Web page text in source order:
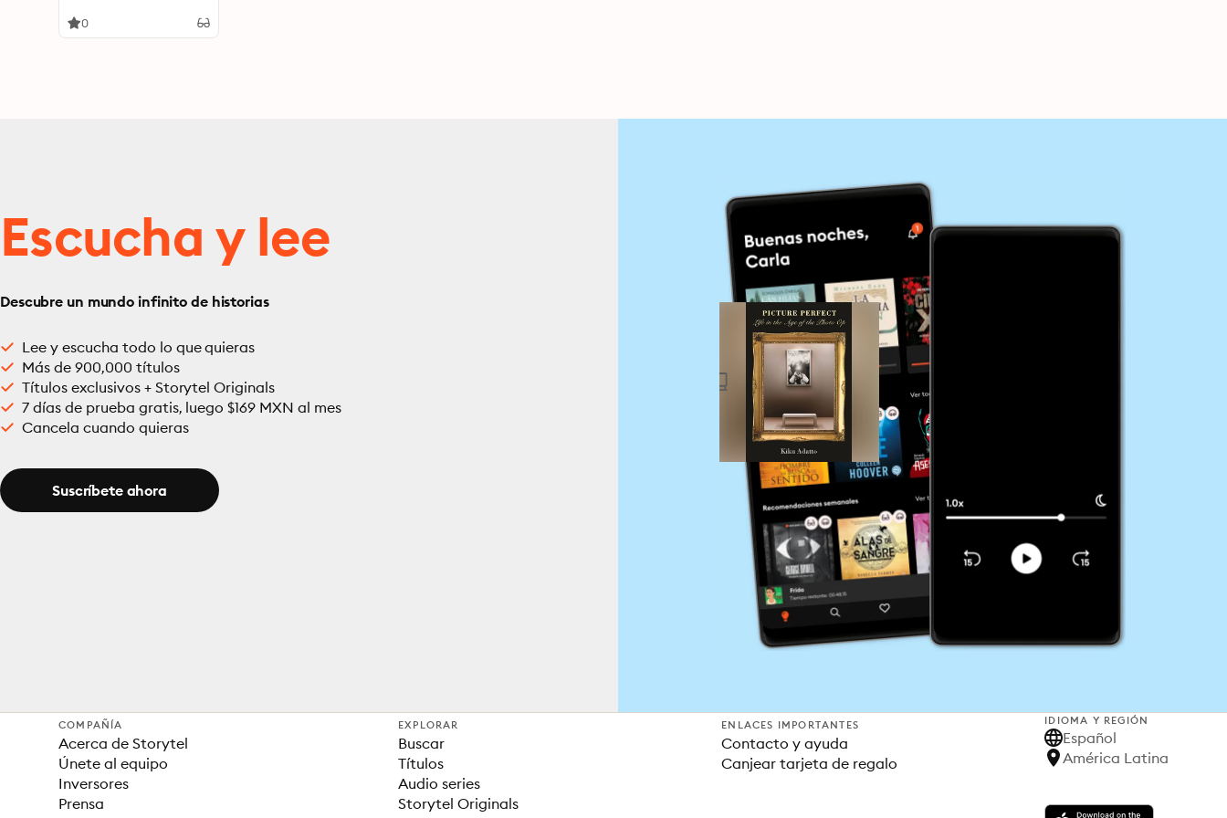
0
Escucha y lee
Descubre un mundo infinito de historias
Lee y escucha todo lo que quieras
Más de 900,000 títulos
Títulos exclusivos + Storytel Originals
7 días de prueba gratis, luego $169 MXN al mes
Cancela cuando quieras
Suscríbete ahora
COMPAÑÍA
Acerca de Storytel
Únete al equipo
Inversores
Prensa
EXPLORAR
Buscar
Títulos
Audio series
Storytel Originals
ENLACES IMPORTANTES
Contacto y ayuda
Canjear tarjeta de regalo
IDIOMA Y REGIÓN
Español
América Latina